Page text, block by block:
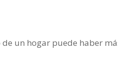
un hogar puede haber